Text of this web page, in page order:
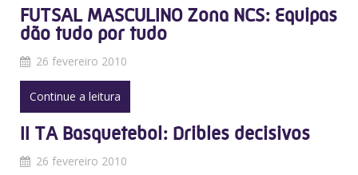
FUTSAL MASCULINO Zona NCS: Equipas
dão tudo por tudo
26 fevereiro 2010
Continue a leitura
II TA Basquetebol: Dribles decisivos
26 fevereiro 2010